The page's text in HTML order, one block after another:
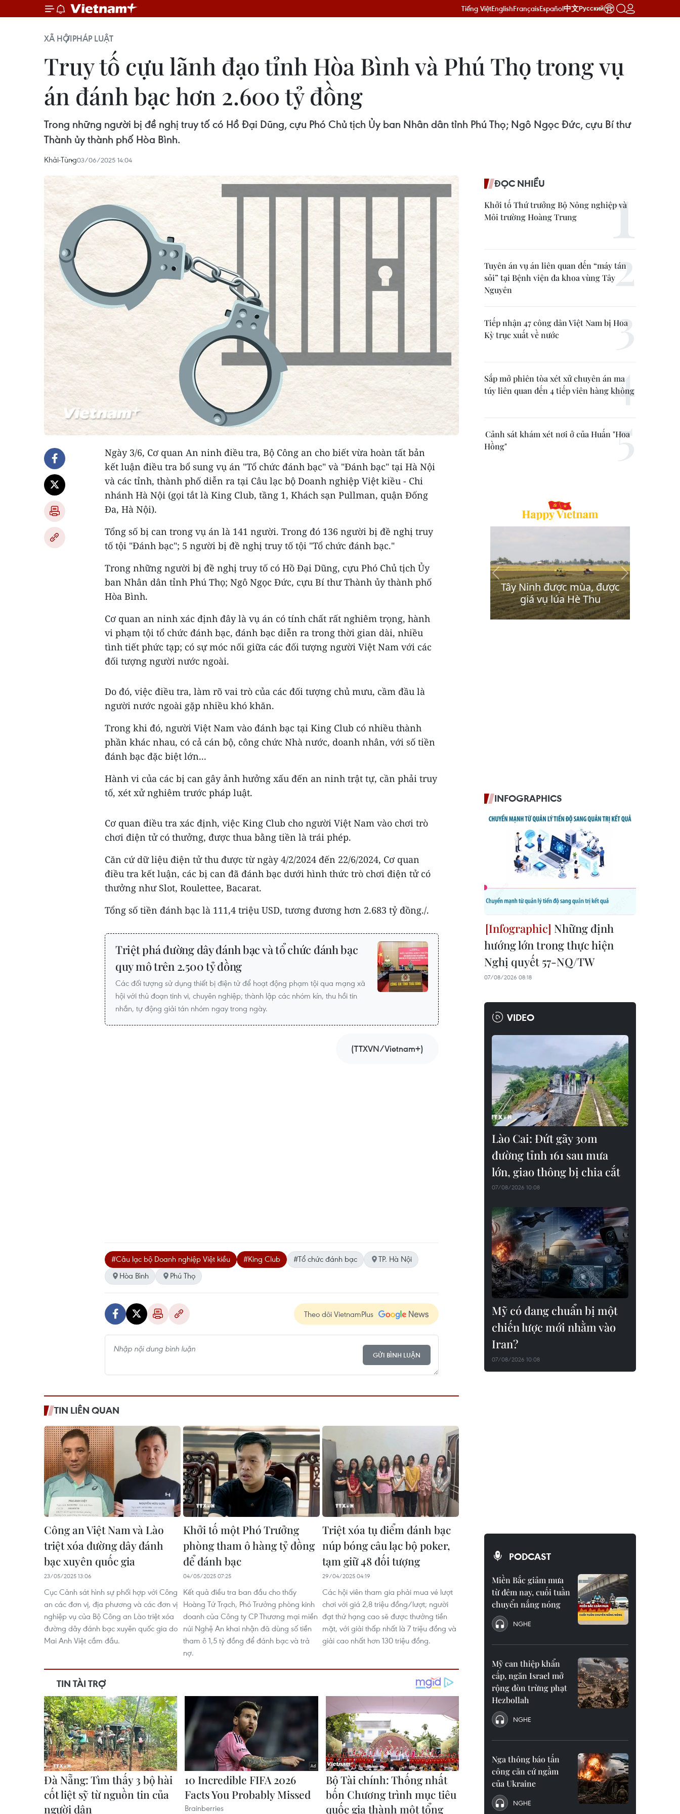
Tiếng ViệtEnglishFrançaisEspañol中文Русский
XÃ HỘIPHÁP LUẬT
Truy tố cựu lãnh đạo tỉnh Hòa Bình và Phú Thọ trong vụ
án đánh bạc hơn 2.600 tỷ đồng
Trong những người bị đề nghị truy tố có Hồ Đại Dũng, cựu Phó Chủ tịch Ủy ban Nhân dân tỉnh Phú Thọ; Ngô Ngọc Đức, cựu Bí thư
Thành ủy thành phố Hòa Bình.
Khải-Tùng03/06/2025 14:04
Ngày 3/6, Cơ quan An ninh điều tra, Bộ Công an cho biết vừa hoàn tất bản
kết luận điều tra bổ sung vụ án "Tổ chức đánh bạc" và "Đánh bạc" tại Hà Nội
và các tỉnh, thành phố diễn ra tại Câu lạc bộ Doanh nghiệp Việt kiều - Chi
nhánh Hà Nội (gọi tắt là King Club, tầng 1, Khách sạn Pullman, quận Đống
Đa, Hà Nội).
Tổng số bị can trong vụ án là 141 người. Trong đó 136 người bị đề nghị truy
tố tội "Đánh bạc"; 5 người bị đề nghị truy tố tội "Tổ chức đánh bạc."
Trong những người bị đề nghị truy tố có Hồ Đại Dũng, cựu Phó Chủ tịch Ủy
ban Nhân dân tỉnh Phú Thọ; Ngô Ngọc Đức, cựu Bí thư Thành ủy thành phố
Hòa Bình.
Cơ quan an ninh xác định đây là vụ án có tính chất rất nghiêm trọng, hành
vi phạm tội tổ chức đánh bạc, đánh bạc diễn ra trong thời gian dài, nhiều
tình tiết phức tạp; có sự móc nối giữa các đối tượng người Việt Nam với các
đối tượng người nước ngoài.
Do đó, việc điều tra, làm rõ vai trò của các đối tượng chủ mưu, cầm đầu là
người nước ngoài gặp nhiều khó khăn.
Trong khi đó, người Việt Nam vào đánh bạc tại King Club có nhiều thành
phần khác nhau, có cả cán bộ, công chức Nhà nước, doanh nhân, với số tiền
đánh bạc đặc biệt lớn...
Hành vi của các bị can gây ảnh hưởng xấu đến an ninh trật tự, cần phải truy
tố, xét xử nghiêm trước pháp luật.
Cơ quan điều tra xác định, việc King Club cho người Việt Nam vào chơi trò
chơi điện tử có thưởng, được thua bằng tiền là trái phép.
Căn cứ dữ liệu điện tử thu được từ ngày 4/2/2024 đến 22/6/2024, Cơ quan
điều tra kết luận, các bị can đã đánh bạc dưới hình thức trò chơi điện tử có
thưởng như Slot, Roulettee, Bacarat.
Tổng số tiền đánh bạc là 111,4 triệu USD, tương đương hơn 2.683 tỷ đồng./.
Triệt phá đường dây đánh bạc và tổ chức đánh bạc
quy mô trên 2.500 tỷ đồng
Các đối tượng sử dụng thiết bị điện tử để hoạt động phạm tội qua mạng xã
hội với thủ đoạn tinh vi, chuyên nghiệp; thành lập các nhóm kín, thu hồi tin
nhắn, tự động giải tán nhóm ngay trong ngày.
(TTXVN/Vietnam+)
#Câu lạc bộ Doanh nghiệp Việt kiều #King Club #Tổ chức đánh bạc
TP. Hà Nội
Hòa Bình
Phú Thọ
Theo dõi VietnamPlus
GỬI BÌNH LUẬN
TIN LIÊN QUAN
Công an Việt Nam và Lào
triệt xóa đường dây đánh
bạc xuyên quốc gia
23/05/2025 13:06
Cục Cảnh sát hình sự phối hợp với Công
an các đơn vị, địa phương và các đơn vị
nghiệp vụ của Bộ Công an Lào triệt xóa
đường dây đánh bạc xuyên quốc gia do
Mai Anh Việt cầm đầu.
Khởi tố một Phó Trưởng
phòng tham ô hàng tỷ đồng
để đánh bạc
04/05/2025 07:25
Kết quả điều tra ban đầu cho thấy
Hoàng Tứ Trạch, Phó Trưởng phòng kinh
doanh của Công ty CP Thương mại miền
núi Nghệ An khai nhận đã dùng số tiền
tham ô 1,5 tỷ đồng để đánh bạc và trả
nợ.
Triệt xóa tụ điểm đánh bạc
núp bóng câu lạc bộ poker,
tạm giữ 48 đối tượng
29/04/2025 04:19
Các hội viên tham gia phải mua vé lượt
chơi với giá 2,8 triệu đồng/lượt; người
đạt thứ hạng cao sẽ được thưởng tiền
mặt, với giải thấp nhất là 7 triệu đồng và
giải cao nhất hơn 130 triệu đồng.
ĐỌC NHIỀU
Khởi tố Thứ trưởng Bộ Nông nghiệp và
Môi trường Hoàng Trung
Tuyên án vụ án liên quan đến “máy tán
sỏi” tại Bệnh viện đa khoa vùng Tây
Nguyên
Tiếp nhận 47 công dân Việt Nam bị Hoa
Kỳ trục xuất về nước
Sắp mở phiên tòa xét xử chuyên án ma
túy liên quan đến 4 tiếp viên hàng không
Cảnh sát khám xét nơi ở của Huấn "Hoa
Hồng"
INFOGRAPHICS
Những định
hướng lớn trong thực hiện
Nghị quyết 57-NQ/TW
07/08/2026 08:18
VIDEO
Lào Cai: Đứt gãy 30m
đường tỉnh 161 sau mưa
lớn, giao thông bị chia cắt
07/08/2026 10:08
Mỹ có đang chuẩn bị một
chiến lược mới nhằm vào
Iran?
07/08/2026 10:08
PODCAST
Miền Bắc giảm mưa
từ đêm nay, cuối tuần
chuyển nắng nóng
NGHE
Mỹ can thiệp khẩn
cấp, ngăn Israel mở
rộng đòn trừng phạt
Hezbollah
NGHE
Nga thông báo tấn
công căn cứ ngầm
của Ukraine
NGHE